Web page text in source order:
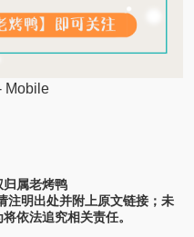
归属老烤鸭
注明出处并附上原文链接；未
依法追究相关责任。